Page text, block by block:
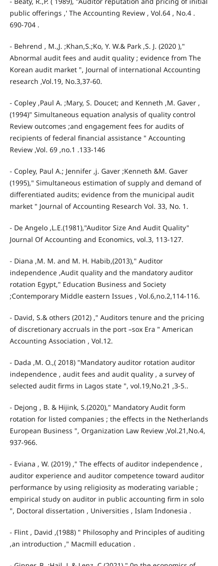
public offerings ,' The Accounting Review , Vol.64 , No.4 .
690-704 .
- Behrend , M.,J. ;Khan,S.;Ko, Y. W.& Park ,S. J. (2020 ),"
Abnormal audit fees and audit quality ; evidence from The
Korean audit market ", Journal of international Accounting
research ,Vol.19, No.3,37-60.
- Copley ,Paul A. ;Mary, S. Doucet; and Kenneth ,M. Gaver ,
(1994)" Simultaneous equation analysis of quality control
Review outcomes ;and engagement fees for audits of
recipients of federal financial assistance " Accounting
Review ,Vol. 69 ,no.1 .133-146
- Copley, Paul A.; Jennifer ,j. Gaver ;Kenneth &M. Gaver
(1995)," Simultaneous estimation of supply and demand of
differentiated audits; evidence from the municipal audit
market " Journal of Accounting Research Vol. 33, No. 1.
- De Angelo ,L.E.(1981),"Auditor Size And Audit Quality"
Journal Of Accounting and Economics, vol.3, 113-127.
- Diana ,M. M. and M. H. Habib,(2013)," Auditor
independence ,Audit quality and the mandatory auditor
rotation Egypt," Education Business and Society
;Contemporary Middle eastern Issues , Vol.6,no.2,114-116.
- David, S.& others (2012) ," Auditors tenure and the pricing
of discretionary accruals in the port –sox Era " American
Accounting Association , Vol.12.
- Dada ,M. O.,( 2018) "Mandatory auditor rotation auditor
independence , audit fees and audit quality , a survey of
selected audit firms in Lagos state ", vol.19,No.21 ,3-5..
- Dejong , B. & Hijink, S.(2020)," Mandatory Audit form
rotation for listed companies ; the effects in the Netherlands
European Business ", Organization Law Review ,Vol.21,No.4,
937-966.
- Eviana , W. (2019) ," The effects of auditor independence ,
auditor experience and auditor competence toward auditor
performance by using religiosity as moderating variable ;
empirical study on auditor in public accounting firm in solo
", Doctoral dissertation , Universities , Islam Indonesia .
- Flint , David ,(1988) " Philosophy and Principles of auditing
,an introduction ," Macmill education .